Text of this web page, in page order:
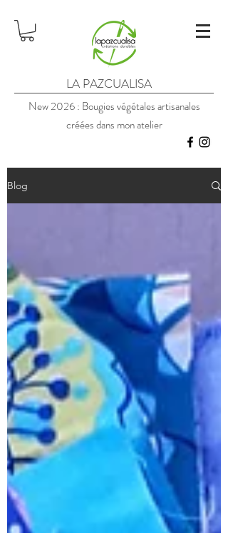
LA PAZCUALISA
New 2026 : Bougies végétales artisanales
créées dans mon atelier
Blog